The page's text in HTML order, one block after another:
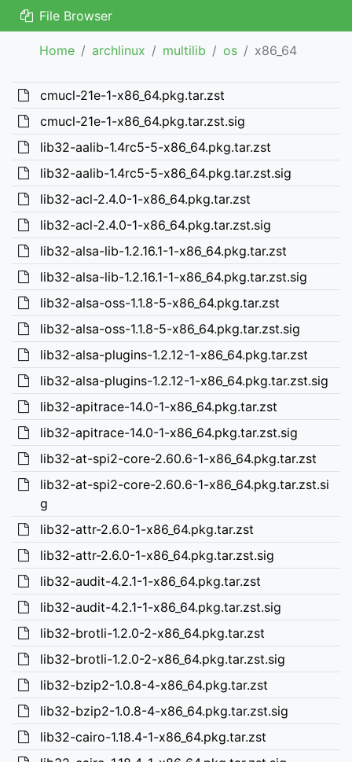
File Browser
Home archlinux multilib os x86_64
cmucl-21e-1-x86_64.pkg.tar.zst
cmucl-21e-1-x86_64.pkg.tar.zst.sig
lib32-aalib-1.4rc5-5-x86_64.pkg.tar.zst
lib32-aalib-1.4rc5-5-x86_64.pkg.tar.zst.sig
lib32-acl-2.4.0-1-x86_64.pkg.tar.zst
lib32-acl-2.4.0-1-x86_64.pkg.tar.zst.sig
lib32-alsa-lib-1.2.16.1-1-x86_64.pkg.tar.zst
lib32-alsa-lib-1.2.16.1-1-x86_64.pkg.tar.zst.sig
lib32-alsa-oss-1.1.8-5-x86_64.pkg.tar.zst
lib32-alsa-oss-1.1.8-5-x86_64.pkg.tar.zst.sig
lib32-alsa-plugins-1.2.12-1-x86_64.pkg.tar.zst
lib32-alsa-plugins-1.2.12-1-x86_64.pkg.tar.zst.sig
lib32-apitrace-14.0-1-x86_64.pkg.tar.zst
lib32-apitrace-14.0-1-x86_64.pkg.tar.zst.sig
lib32-at-spi2-core-2.60.6-1-x86_64.pkg.tar.zst
lib32-at-spi2-core-2.60.6-1-x86_64.pkg.tar.zst.si
g
lib32-attr-2.6.0-1-x86_64.pkg.tar.zst
lib32-attr-2.6.0-1-x86_64.pkg.tar.zst.sig
lib32-audit-4.2.1-1-x86_64.pkg.tar.zst
lib32-audit-4.2.1-1-x86_64.pkg.tar.zst.sig
lib32-brotli-1.2.0-2-x86_64.pkg.tar.zst
lib32-brotli-1.2.0-2-x86_64.pkg.tar.zst.sig
lib32-bzip2-1.0.8-4-x86_64.pkg.tar.zst
lib32-bzip2-1.0.8-4-x86_64.pkg.tar.zst.sig
lib32-cairo-1.18.4-1-x86_64.pkg.tar.zst